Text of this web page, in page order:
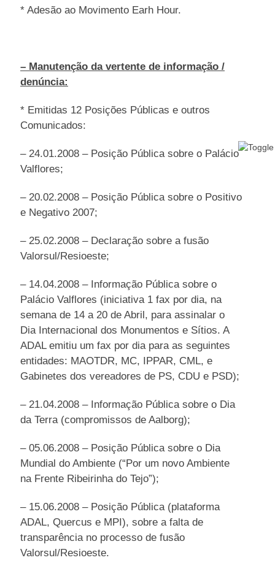
* Adesão ao Movimento Earh Hour.
– Manutenção da vertente de informação /
denúncia:
* Emitidas 12 Posições Públicas e outros
Comunicados:
– 24.01.2008 – Posição Pública sobre o Palácio
Valflores;
– 20.02.2008 – Posição Pública sobre o Positivo
e Negativo 2007;
– 25.02.2008 – Declaração sobre a fusão
Valorsul/Resioeste;
– 14.04.2008 – Informação Pública sobre o
Palácio Valflores (iniciativa 1 fax por dia, na
semana de 14 a 20 de Abril, para assinalar o
Dia Internacional dos Monumentos e Sítios. A
ADAL emitiu um fax por dia para as seguintes
entidades: MAOTDR, MC, IPPAR, CML, e
Gabinetes dos vereadores de PS, CDU e PSD);
– 21.04.2008 – Informação Pública sobre o Dia
da Terra (compromissos de Aalborg);
– 05.06.2008 – Posição Pública sobre o Dia
Mundial do Ambiente (“Por um novo Ambiente
na Frente Ribeirinha do Tejo”);
– 15.06.2008 – Posição Pública (plataforma
ADAL, Quercus e MPI), sobre a falta de
transparência no processo de fusão
Valorsul/Resioeste.